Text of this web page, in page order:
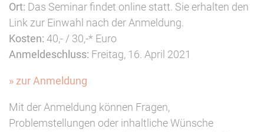
Ort: Das Seminar findet online statt. Sie erhalten den
Link zur Einwahl nach der Anmeldung.
Kosten: 40,- / 30,-* Euro
Anmeldeschluss: Freitag, 16. April 2021
» zur Anmeldung
Mit der Anmeldung können Fragen,
Problemstellungen oder inhaltliche Wünsche